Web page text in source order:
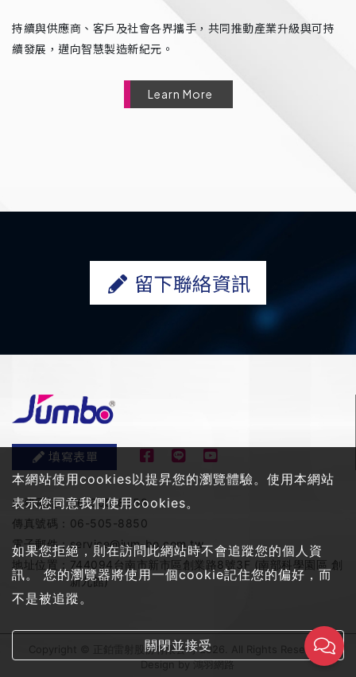
持續與供應商、客戶及社會各界攜手，共同推動產業升級與可持
續發展，邁向智慧製造新紀元。
Learn More
留下聯絡資訊
填寫表單
服務電話：06-505-8858
傳真號碼： 06-505-8850
電子郵件：service@jum-bo.com.tw
地址位置： 744094台南市新市區創業路8號3F (南部科學園區 創
新九館)
Copyright © 正鉑雷射股份有限公司 2026. All Rights Reserved
Design by鴻羽網路
本網站使用cookies以提昇您的瀏覽體驗。使用本網站
表示您同意我們使用cookies。
如果您拒絕，則在訪問此網站時不會追蹤您的個人資
訊。 您的瀏覽器將使用一個cookie記住您的偏好，而
不是被追蹤。
關閉並接受